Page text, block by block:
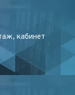
кабинет